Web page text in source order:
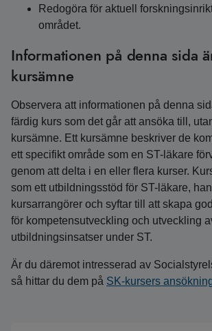
Redogöra för aktuell
området.
Informationen på denna sida
kursämne
Observera att informationen på denna
färdig kurs som det går att ansöka till,
kursämne. Ett kursämne beskriver de
ett specifikt område som en ST-läkare
genom att delta i en eller flera kurser.
som ett utbildningsstöd för ST-läkare,
kursarrangörer och syftar till att skapa
för kompetensutveckling och utveckling
utbildningsinsatser under ST.
Är du däremot intresserad av
så hittar du dem på SK-kursers